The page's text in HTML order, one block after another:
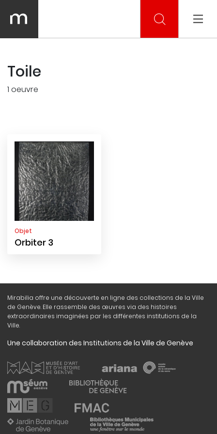
Toile
1 oeuvre
Objet
Orbiter 3
Mirabilia offre une découverte en ligne des collections de la Ville
de Genève. Elle rassemble des œuvres via des histoires
extraordinaires imaginées par les différentes institutions de la
Ville.
Une collaboration des Institutions de la Ville de Genève